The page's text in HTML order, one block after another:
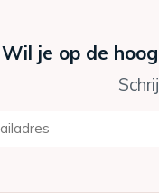
Wil je op de